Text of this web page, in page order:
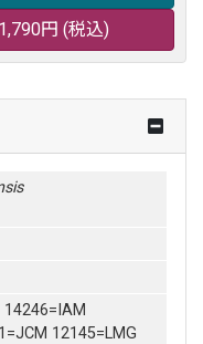
円 (税込)
14246=IAM
12145=LMG